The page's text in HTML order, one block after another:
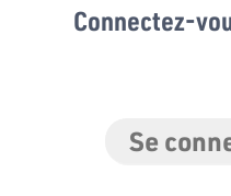
Connectez-
Se